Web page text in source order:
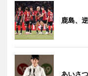
鹿島、
あいさ